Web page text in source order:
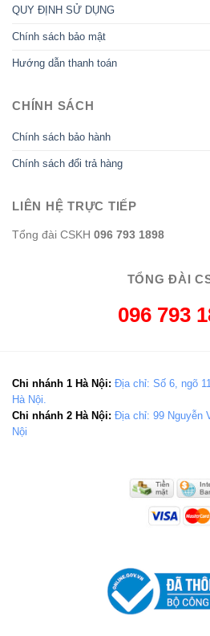
QUY ĐỊNH SỬ DỤNG
Chính sách bảo mật
Hướng dẫn thanh toán
CHÍNH SÁCH
Chính sách bảo hành
Chính sách đổi trả hàng
LIÊN HỆ TRỰC TIẾP
Tổng đài CSKH 096 793 1898
TỔNG ĐÀI
096 793
Chi nhánh 1 Hà Nội: Địa chỉ: Số 6, ngõ
Hà Nội.
Chi nhánh 2 Hà Nội: Địa chỉ: 99 Nguyễn
Nội